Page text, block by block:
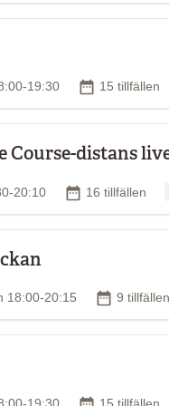
19:30 Antal tillfällen
15 tillfällen
Course-distans
20:10 Antal tillfällen
16 tillfällen
18:00-20:15 Antal
9 tillfällen
19:30 Antal tillfällen
15 tillfällen